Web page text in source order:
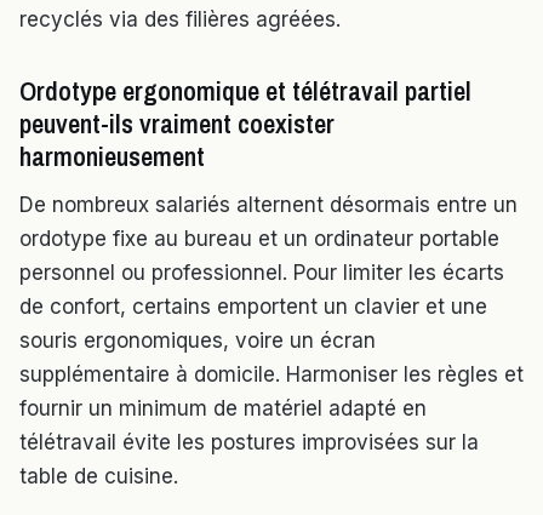
recyclés via des filières agréées.
Ordotype ergonomique et télétravail partiel
peuvent-ils vraiment coexister
harmonieusement
De nombreux salariés alternent désormais entre un
ordotype fixe au bureau et un ordinateur portable
personnel ou professionnel. Pour limiter les écarts
de confort, certains emportent un clavier et une
souris ergonomiques, voire un écran
supplémentaire à domicile. Harmoniser les règles et
fournir un minimum de matériel adapté en
télétravail évite les postures improvisées sur la
table de cuisine.